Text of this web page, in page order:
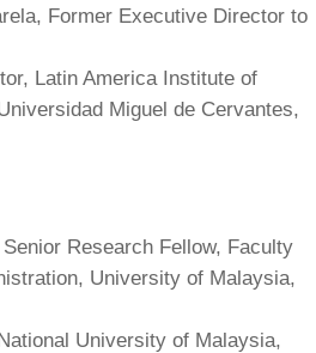
Former Executive Director to
Latin America Institute of
Miguel de Cervantes,
Research Fellow, Faculty
University of Malaysia,
University of Malaysia,